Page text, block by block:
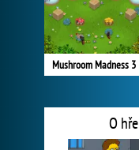
Mushroom Madness 3
O hře